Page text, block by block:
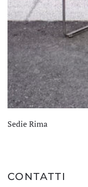
Sedie Rima
CONTATTI